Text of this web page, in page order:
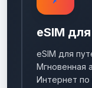
eSIM
eSIM для
Мгновенная
Интернет по